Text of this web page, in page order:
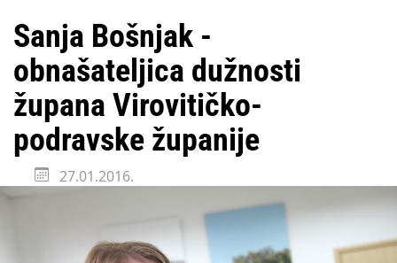
najavio za jesen
Državni tajnik Rukavina: Hrvatska ima 3,6 milijuna birača
HŽ Infrastruktura: Nesreće na željezničkim prijelazima
prepolovljene
Državni inspektorat opozvao Barebells pločicu - soft protein
bar Coco Choco
Sanja Bošnjak -
obnašateljica dužnosti
župana Virovitičko-
podravske županije
27.01.2016.